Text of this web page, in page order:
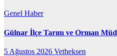
Genel Haber
Gülnar İlçe Tarım ve Orman
5 Ağustos 2026 Vetheksen